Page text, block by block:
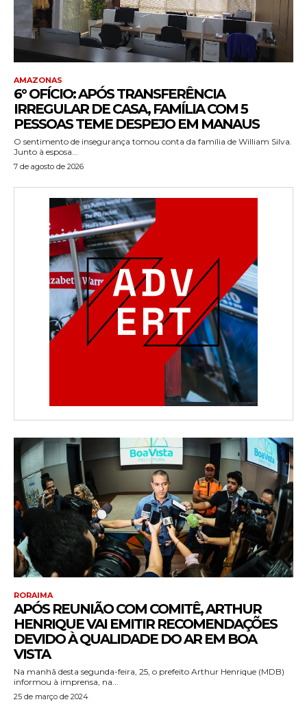
AMAZONAS
6° OFÍCIO: APÓS TRANSFERÊNCIA
IRREGULAR DE CASA, FAMÍLIA COM 5
PESSOAS TEME DESPEJO EM MANAUS
O sentimento de insegurança tomou conta da família de William Silva.
Junto à esposa...
7 de agosto de 2026
RORAIMA
APÓS REUNIÃO COM COMITÊ, ARTHUR
HENRIQUE VAI EMITIR RECOMENDAÇÕES
DEVIDO À QUALIDADE DO AR EM BOA
VISTA
Na manhã desta segunda-feira, 25, o prefeito Arthur Henrique (MDB)
informou à imprensa, na...
25 de março de 2024